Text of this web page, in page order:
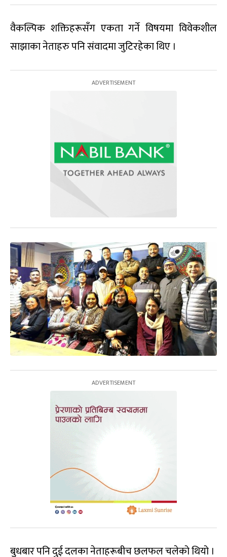
वैकल्पिक शक्तिहरूसँग एकता गर्ने विषयमा विवेकशील
साझाका नेताहरु पनि संवादमा जुटिरहेका थिए ।
बुधबार पनि दुई दलका नेताहरूबीच छलफल चलेको थियो ।